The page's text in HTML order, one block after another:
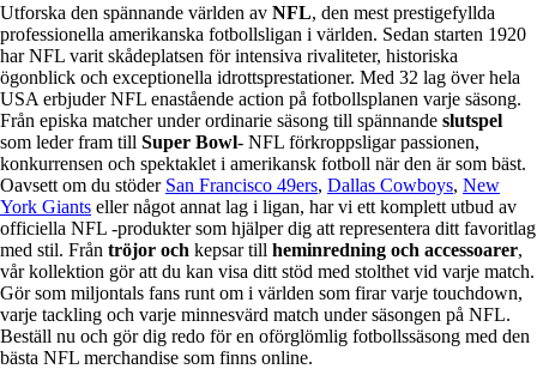
Utforska den spännande världen av NFL, den mest prestigefyllda
professionella amerikanska fotbollsligan i världen. Sedan starten 1920
har NFL varit skådeplatsen för intensiva rivaliteter, historiska
ögonblick och exceptionella idrottsprestationer. Med 32 lag över hela
USA erbjuder NFL enastående action på fotbollsplanen varje säsong.
Från episka matcher under ordinarie säsong till spännande slutspel
som leder fram till Super Bowl- NFL förkroppsligar passionen,
konkurrensen och spektaklet i amerikansk fotboll när den är som bäst.
Oavsett om du stöder San Francisco 49ers, Dallas Cowboys, New
York Giants eller något annat lag i ligan, har vi ett komplett utbud av
officiella NFL -produkter som hjälper dig att representera ditt favoritlag
med stil. Från tröjor och kepsar till heminredning och accessoarer,
vår kollektion gör att du kan visa ditt stöd med stolthet vid varje match.
Gör som miljontals fans runt om i världen som firar varje touchdown,
varje tackling och varje minnesvärd match under säsongen på NFL.
Beställ nu och gör dig redo för en oförglömlig fotbollssäsong med den
bästa NFL merchandise som finns online.